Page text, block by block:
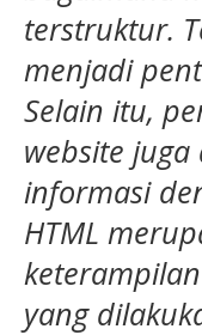
terstruktur.
menjadi
Selain itu,
website
informasi
HTML
yang